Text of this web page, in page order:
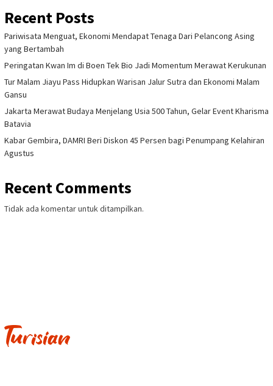
Recent Posts
Pariwisata Menguat, Ekonomi Mendapat Tenaga Dari Pelancong Asing
yang Bertambah
Peringatan Kwan Im di Boen Tek Bio Jadi Momentum Merawat Kerukunan
Tur Malam Jiayu Pass Hidupkan Warisan Jalur Sutra dan Ekonomi Malam
Gansu
Jakarta Merawat Budaya Menjelang Usia 500 Tahun, Gelar Event Kharisma
Batavia
Kabar Gembira, DAMRI Beri Diskon 45 Persen bagi Penumpang Kelahiran
Agustus
Recent Comments
Tidak ada komentar untuk ditampilkan.